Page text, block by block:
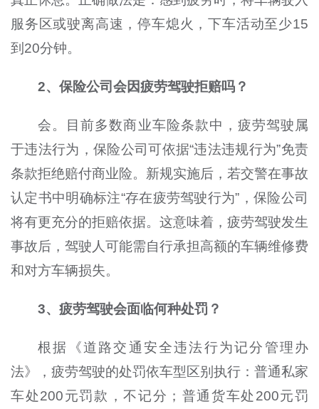
服务区或驶离高速，停车熄火，下车活动至少15
到20分钟。
2、保险公司会因疲劳驾驶拒赔吗？
会。目前多数商业车险条款中，疲劳驾驶属
于违法行为，保险公司可依据“违法违规行为”免责
条款拒绝赔付商业险。新规实施后，若交警在事故
认定书中明确标注“存在疲劳驾驶行为”，保险公司
将有更充分的拒赔依据。这意味着，疲劳驾驶发生
事故后，驾驶人可能需自行承担高额的车辆维修费
和对方车辆损失。
3、疲劳驾驶会面临何种处罚？
根据《道路交通安全违法行为记分管理办
法》，疲劳驾驶的处罚依车型区别执行：普通私家
车处200元罚款，不记分；普通货车处200元罚